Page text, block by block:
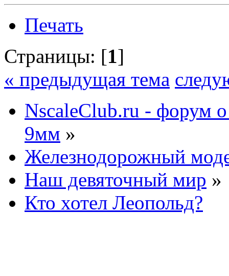
Печать
Страницы: [1]
« предыдущая тема
NscaleClub.ru - форум
9мм »
Железнодорожный
Наш девяточный мир »
Кто хотел Леопольд?